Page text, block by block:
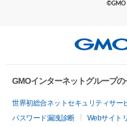
©GMO
GMOインターネットグループ
世界初総合ネットセキュリティサー
パスワード漏洩診断
Webサイト